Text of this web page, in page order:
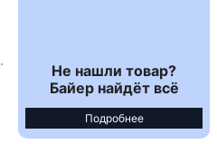
Не нашли товар?
Байер найдёт всё
Подробнее